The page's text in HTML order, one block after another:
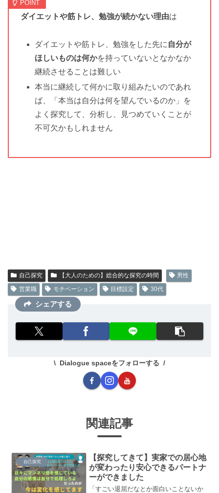
ダイエットや筋トレ、勉強が続かない理由は
ダイエットや筋トレ、勉強をした先に 自分が
ほしいものは何かを持っていないとなかなか
継続させることは難しい
本当に継続して何かに取り組みたいのであれ
ば、「本当は自分は何を望んでいるのか」を
よく探究して、分析し、見つめていくことが
不可欠かもしれません
自己探究 【大人のための】総合的な探究の時間
男性
営業職
モチベーション 目標設定 30代
シェアする
Dialogue spaceをフォローする
関連記事
自己探究
【探究してきて】実家での居心地
が変わったり安心できるパートナ
ーができました
「すごい退屈だなとか面白いことないか